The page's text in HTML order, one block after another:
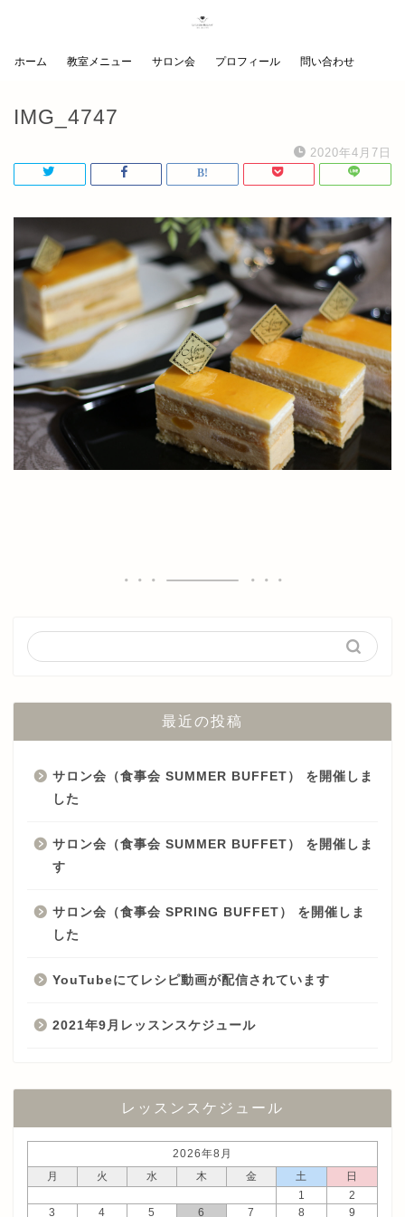
ホーム 教室メニュー サロン会 プロフィール 問い合わせ
IMG_4747
2020年4月7日
最近の投稿
サロン会（食事会 SUMMER BUFFET） を開催しま
した
サロン会（食事会 SUMMER BUFFET） を開催しま
す
サロン会（食事会 SPRING BUFFET） を開催しま
した
YouTubeにてレシピ動画が配信されています
2021年9月レッスンスケジュール
レッスンスケジュール
2026年8月
月
火 水 木 金 土
日
1
2
3
4 5 6 7 8 9